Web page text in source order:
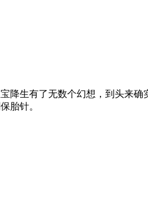
生有了无数个幻想，到头来
胎针。